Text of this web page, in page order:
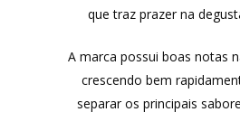
que traz prazer na
A marca possui boas notas
crescendo bem
separar os principais